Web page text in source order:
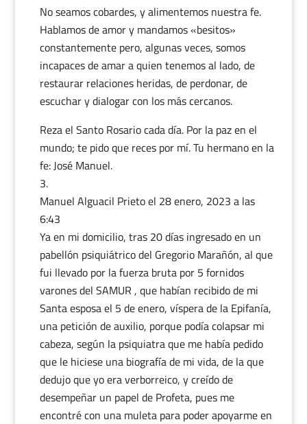
No seamos cobardes, y alimentemos nuestra fe.
Hablamos de amor y mandamos «besitos»
constantemente pero, algunas veces, somos
incapaces de amar a quien tenemos al lado, de
restaurar relaciones heridas, de perdonar, de
escuchar y dialogar con los más cercanos.
Reza el Santo Rosario cada día. Por la paz en el
mundo; te pido que reces por mí. Tu hermano en la
fe: José Manuel.
Manuel Alguacil Prietoel 28 enero, 2023 a las
6:43
Ya en mi domicilio, tras 20 días ingresado en un
pabellón psiquiátrico del Gregorio Marañón, al que
fui llevado por la fuerza bruta por 5 fornidos
varones del SAMUR , que habían recibido de mi
Santa esposa el 5 de enero, víspera de la Epifanía,
una petición de auxilio, porque podía colapsar mi
cabeza, según la psiquiatra que me había pedido
que le hiciese una biografía de mi vida, de la que
dedujo que yo era verborreico, y creído de
desempeñar un papel de Profeta, pues me
encontré con una muleta para poder apoyarme en